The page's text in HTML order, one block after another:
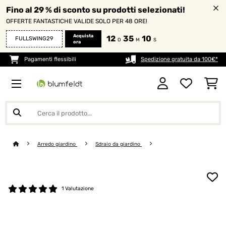
Fino al 29 % di sconto su prodotti selezionati!
OFFERTE FANTASTICHE VALIDE SOLO PER 48 ORE!
FULLSWING29
Acquista
ora
12 O 35 M 10 S
Pagamenti flessibili Spedizione gratuita da 100€*
Arredo giardino Sdraio da giardino
1 Valutazione